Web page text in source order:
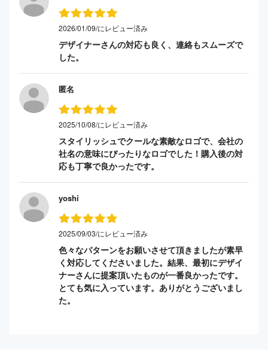
2026/01/09/にレビュー済み
デザイナーさんの対応も良く、連絡もスムーズで
した。
匿名
2025/10/08/にレビュー済み
スタイリッシュでクールな素敵なロゴで、会社の
社名の意味にぴったりなロゴでした！購入後の対
応も丁寧で良かったです。
yoshi
2025/09/03/にレビュー済み
色々なパターンをお願いさせて頂きましたが素早
く対応してくださいました。結果、最初にデザイ
ナーさんに提案頂いたものが一番良かったです。
とても気に入っています。ありがとうございまし
た。